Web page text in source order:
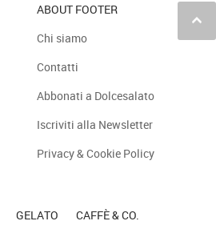
keyboard_arrow_up
ABOUT FOOTER
Chi siamo
Contatti
Abbonati a Dolcesalato
Iscriviti alla Newsletter
Privacy & Cookie Policy
GELATO CAFFÈ & CO.